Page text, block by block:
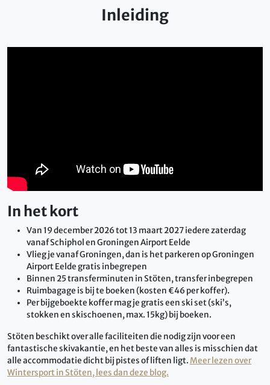
Inleiding
In het kort
Van 19 december 2026 tot 13 maart 2027 iedere zaterdag
vanaf Schiphol en Groningen Airport Eelde
Vlieg je vanaf Groningen, dan is het parkeren op Groningen
Airport Eelde gratis inbegrepen
Binnen 25 transferminuten in Stöten, transfer inbegrepen
Ruimbagage is bij te boeken (kosten €46 per koffer).
Per bijgeboekte koffer mag je gratis een ski set (ski’s,
stokken en skischoenen, max. 15kg) bij boeken.
Stöten beschikt over alle faciliteiten die nodig zijn voor een
fantastische skivakantie, en het beste van alles is misschien dat
alle accommodatie dicht bij pistes of liften ligt. Meer lezen over
Wintersport in Stöten, lees dan deze blog.